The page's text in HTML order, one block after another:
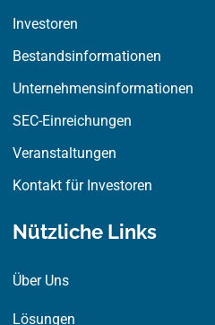
k e
Investoren
Bestandsinformationen
Unternehmensinformationen
SEC-Einreichungen
Veranstaltungen
Kontakt für Investoren
Nützliche Links
Über Uns
Lösungen